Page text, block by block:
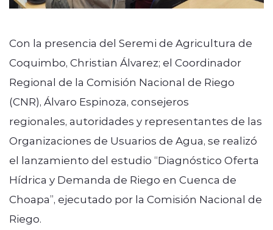
Con la presencia del Seremi de Agricultura de
Coquimbo, Christian Álvarez; el Coordinador
Regional de la Comisión Nacional de Riego
(CNR), Álvaro Espinoza, consejeros
regionales, autoridades y representantes de las
Organizaciones de Usuarios de Agua, se realizó
el lanzamiento del estudio “Diagnóstico Oferta
Hídrica y Demanda de Riego en Cuenca de
Choapa”, ejecutado por la Comisión Nacional de
Riego.